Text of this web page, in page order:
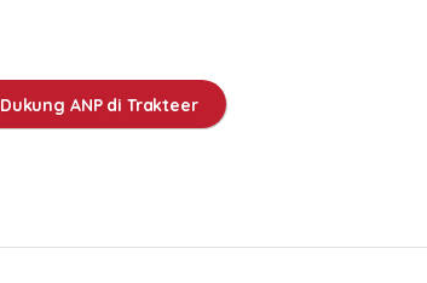
Dukung ANP di Trakteer